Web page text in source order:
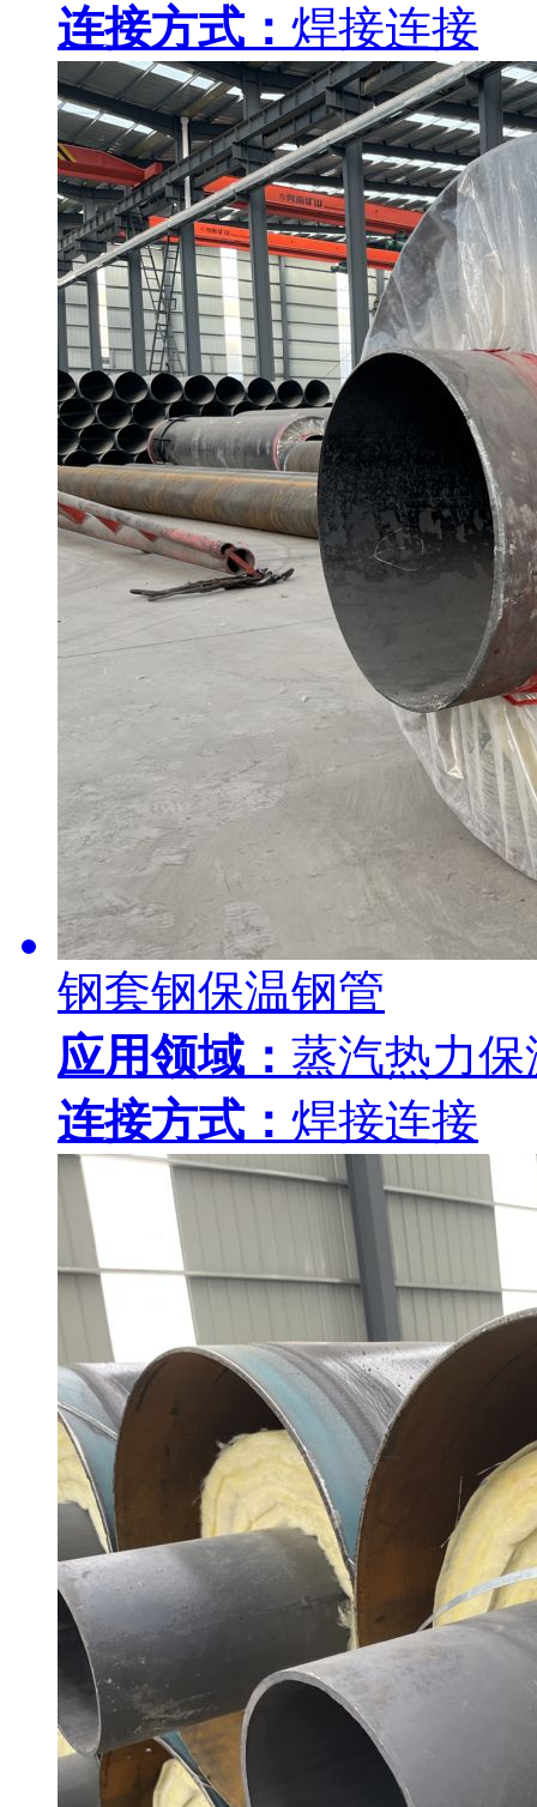
连接方式： 焊接连接
钢套钢保温钢管
应用领域： 蒸汽热力保
连接方式： 焊接连接